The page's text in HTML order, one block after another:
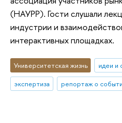
(НАУРР). Гости слушали
индустрии и
интерактивных площадках.
Университетская жизнь идеи и
экспертиза
репортаж о